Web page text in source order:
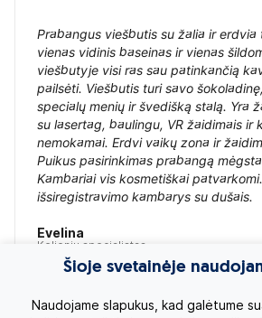
Prabangus viešbutis su žalia ir erdvia
vienas vidinis baseinas ir vienas
viešbutyje visi ras sau patinkančią
pailsėti. Viešbutis turi savo
specialų menių ir švedišką stalą. Yra
su lasertag, baulingu, VR žaidimais ir
nemokamai. Erdvi vaikų zona ir
Puikus pasirinkimas prabangą
Kambariai vis kosmetiškai
išsiregistravimo kambarys su dušais.
Evelina
Kelionių specialistas
2026-04-26
Šioje svetainėje
Naudojame slapukus, kad galėtume